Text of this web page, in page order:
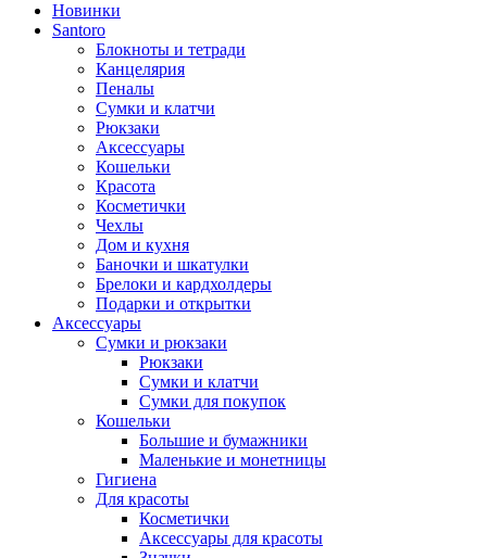
Новинки
Santoro
Блокноты и тетради
Канцелярия
Пеналы
Сумки и клатчи
Рюкзаки
Аксессуары
Кошельки
Красота
Косметички
Чехлы
Дом и кухня
Баночки и шкатулки
Брелоки и кардхолдеры
Подарки и открытки
Аксессуары
Сумки и рюкзаки
Рюкзаки
Сумки и клатчи
Сумки для покупок
Кошельки
Большие и бумажники
Маленькие и монетницы
Гигиена
Для красоты
Косметички
Аксессуары для красоты